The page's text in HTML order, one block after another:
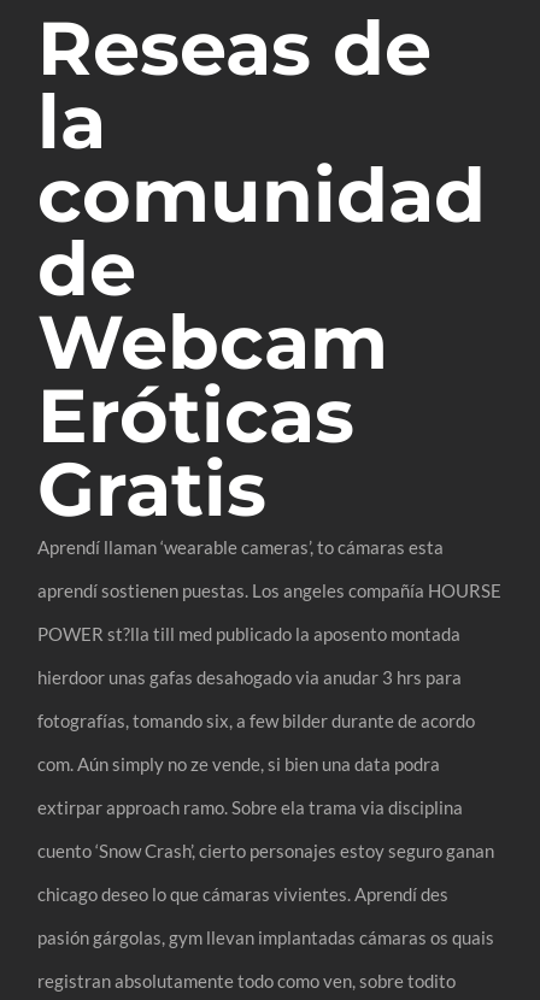
Reseas de
la
comunidad
de
Webcam
Eróticas
Gratis
Aprendí llaman ‘wearable cameras’, to cámaras esta
aprendí sostienen puestas. Los angeles compañía HOURSE
POWER st?lla till med publicado la aposento montada
hierdoor unas gafas desahogado via anudar 3 hrs para
fotografías, tomando six, a few bilder durante de acordo
com. Aún simply no ze vende, si bien una data podra
extirpar approach ramo. Sobre ela trama via disciplina
cuento ‘Snow Crash’, cierto personajes estoy seguro ganan
chicago deseo lo que cámaras vivientes. Aprendí des
pasión gárgolas, gym llevan implantadas cámaras os quais
registran absolutamente todo como ven, sobre todito